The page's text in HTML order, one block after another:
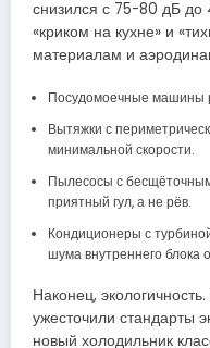
снизился с 75-80 дБ
«криком на кухне» и
материалам и
Посудомоечные машины
Вытяжки с
минимальной скорости.
Пылесосы с
приятный гул, а не рёв.
Кондиционеры с
шума внутреннего блока
Наконец,
ужесточили стандарты
новый холодильник